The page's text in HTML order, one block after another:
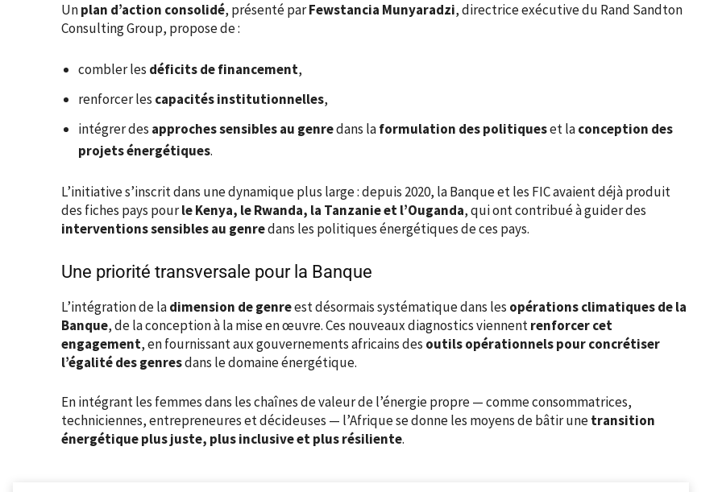
Unplan d’action consolidé, présenté parFewstancia Munyaradzi, directrice exécutive du Rand Sandton
Consulting Group, propose de :
combler les déficits de financement,
renforcer les capacités institutionnelles,
intégrer des approches sensibles au genredans laformulation des politiqueset laconception des
projets énergétiques.
L’initiative s’inscrit dans une dynamique plus large : depuis 2020, la Banque et les FIC avaient déjà produit
des fiches pays pourle Kenya, le Rwanda, la Tanzanie et l’Ouganda, qui ont contribué à guider des
interventions sensibles au genredans les politiques énergétiques de ces pays.
Une priorité transversale pour la Banque
L’intégration de ladimension de genreest désormais systématique dans les opérations climatiques de la
Banque, de la conception à la mise en œuvre. Ces nouveaux diagnostics viennentrenforcer cet
engagement, en fournissant aux gouvernements africains des outils opérationnels pour concrétiser
l’égalité des genresdans le domaine énergétique.
En intégrant les femmes dans les chaînes de valeur de l’énergie propre — comme consommatrices,
techniciennes, entrepreneures et décideuses — l’Afrique se donne les moyens de bâtir unetransition
énergétique plus juste, plus inclusive et plus résiliente.